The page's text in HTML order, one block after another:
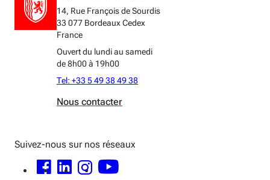
14, Rue François de Sourdis
33 077 Bordeaux Cedex
France
Ouvert du lundi au samedi
de 8h00 à 19h00
Tel: +33 5 49 38 49 38
Nous contacter
Suivez-nous sur nos réseaux
FACEBOOK - OUVERTURE DANS UNE NOUVELLE FENÊTRE
LINKEDIN - OUVERTURE DANS UNE NOUVELLE FENÊTRE
INSTAGRAM - OUVERTURE DANS UNE NOUVELLE FENÊTRE
YOUTUBE - OUVERTURE DANS UNE NOUVELLE FENÊTRE